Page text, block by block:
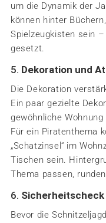
um die Dynamik der
können hinter
Spielzeugkisten sein
gesetzt.
5. Dekoration und
Die Dekoration
Ein paar gezielte
gewöhnliche
Für ein Piratenthema
„Schatzinsel“ im
Tischen sein.
Thema passen,
6.
Bevor die